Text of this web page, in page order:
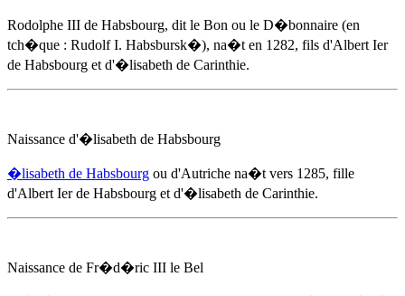
Rodolphe III de Habsbourg, dit le Bon ou le D�bonnaire (en
tch�que : Rudolf I. Habsbursk�), na�t en 1282, fils d'Albert Ier
de Habsbourg et d'�lisabeth de Carinthie.
Naissance d'�lisabeth de Habsbourg
�lisabeth de Habsbourg ou d'Autriche na�t vers 1285, fille
d'Albert Ier de Habsbourg et d'�lisabeth de Carinthie.
Naissance de Fr�d�ric III le Bel